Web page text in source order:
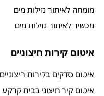
מומחה לאיתור נזילות מים
מכשיר לאיתור נזילות מים
איטום קירות חיצוניים
איטום סדקים בקירות חיצוניים
איטום קיר חיצוני בבית קרקע